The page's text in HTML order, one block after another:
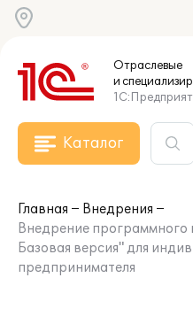
Отраслевые
и
Каталог
Главная
Внедрения
Внедрение программного
Базовая версия" для
предпринимателя